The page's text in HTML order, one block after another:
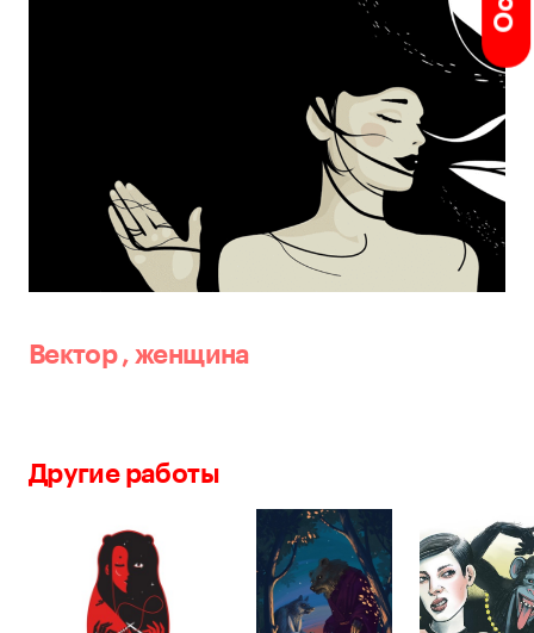
Вектор,женщина
Другие работы